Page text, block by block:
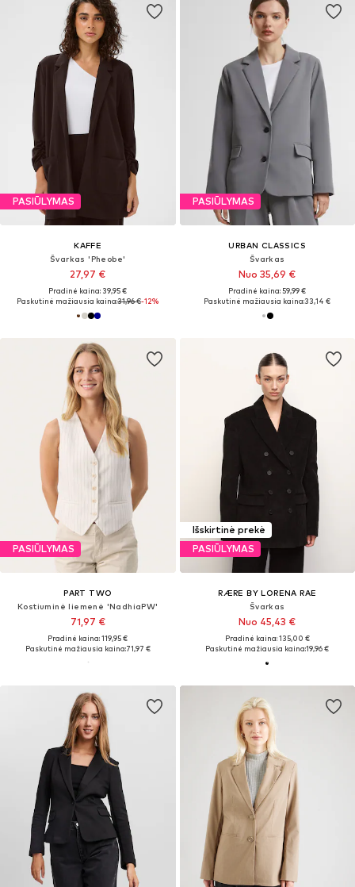
PASIŪLYMAS
KAFFE
Švarkas 'Pheobe'
27,97 €
Pradinė kaina: 39,95 €
Paskutinė mažiausia kaina:31,96 €-12%
PASIŪLYMAS
URBAN CLASSICS
Švarkas
Nuo 35,69 €
Pradinė kaina: 59,99 €
Paskutinė mažiausia kaina:33,14 €
PASIŪLYMAS
PART TWO
Kostiuminė liemenė 'NadhiaPW'
71,97 €
Pradinė kaina: 119,95 €
Paskutinė mažiausia kaina:71,97 €
Išskirtinė prekė
PASIŪLYMAS
RÆRE BY LORENA RAE
Švarkas
Nuo 45,43 €
Pradinė kaina: 135,00 €
Paskutinė mažiausia kaina:19,96 €